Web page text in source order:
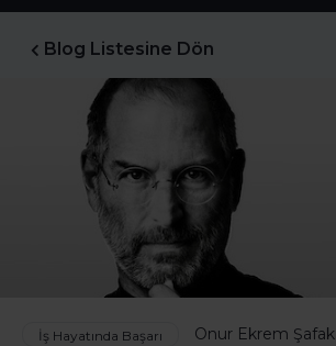
Blog Listesine Dön
İş Hayatında Başarı Onur Ekrem Şafak